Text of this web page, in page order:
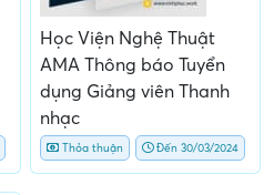
Học Viện Nghệ Thuật
AMA Thông báo Tuyển
dụng Giảng viên Thanh
nhạc
Thỏa thuận Đến 30/03/2024